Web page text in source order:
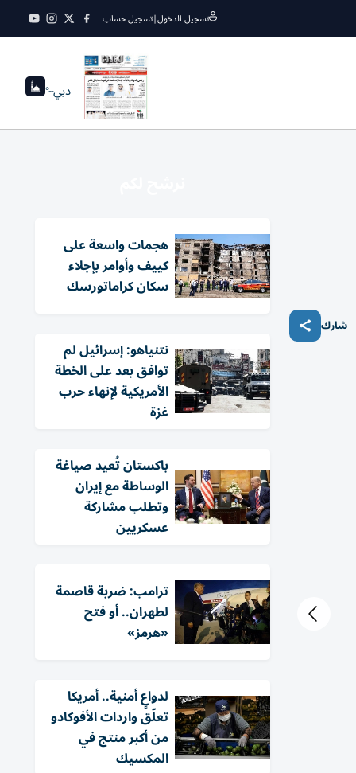
تسجيل الدخول|تسجيل حساب
دبي--°
شارك
هجمات واسعة على
كييف وأوامر بإجلاء
سكان كراماتورسك
نتنياهو: إسرائيل لم
توافق بعد على الخطة
الأمريكية لإنهاء حرب
غزة
باكستان تُعيد صياغة
الوساطة مع إيران
وتطلب مشاركة
عسكريين
ترامب: ضربة قاصمة
لطهران.. أو فتح
«هرمز»
لدواعٍ أمنية.. أمريكا
تعلّق واردات الأفوكادو
من أكبر منتج في
المكسيك